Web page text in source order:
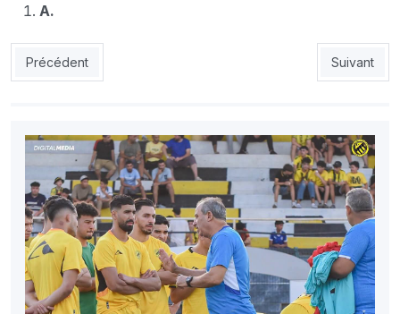
A.
Article précédent : NAHD : Le naufrage de Boufenara
Précédent Article
Suivant